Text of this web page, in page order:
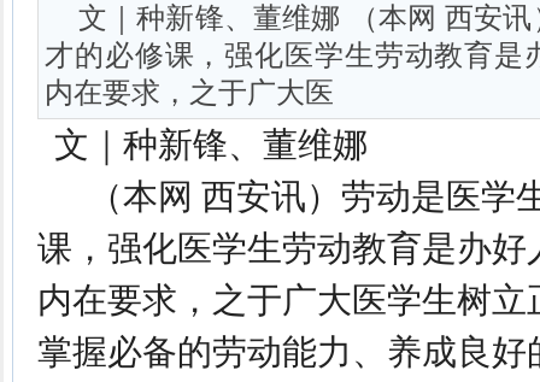
文｜种新锋、董维娜 （本网 西安
才的必修课，强化医学生劳动教育是
内在要求，之于广大医
文｜种新锋、董维娜
（本网 西安讯）劳动是医学
课，强化医学生劳动教育是办
内在要求，之于广大医学生树
掌握必备的劳动能力、养成良